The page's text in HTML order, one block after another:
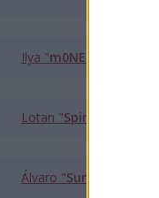
Ilya "⁠m0NESY⁠
Lotan "⁠Spinx⁠
Álvaro "⁠SunPayus⁠